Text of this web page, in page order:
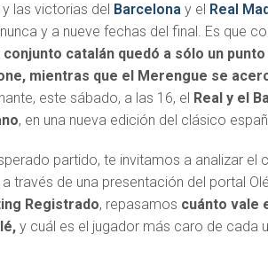
y las victorias del Barcelona y el Real
y a nueve fechas del final. Es que
conjunto catalán quedó a sólo un
mientras que el Merengue se
este sábado, a las 16, el Real y el
, en una nueva edición del clásico
partido, te invitamos a analizar el
través de una presentación del portal
Registrado, repasamos cuánto vale
y cuál es el jugador más caro de cada